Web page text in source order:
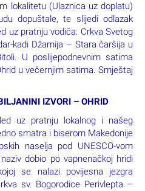
lokalitetu (Ulaznica uz doplatu)
dopuštale, te slijedi odlazak
uz pratnju vodiča: Crkva Svetog
kadi Džamija – Stara čaršija u
U poslijepodnevnim satima
u večernjim satima. Smještaj
IZVORI – OHRID
uz pratnju lokalnog i našeg
smatra i biserom Makedonije
naselja pod UNESCO-vom
dobio po vapnenačkoj hridi
se nalazi povijesna jezgra
sv. Bogorodice Perivlepta –